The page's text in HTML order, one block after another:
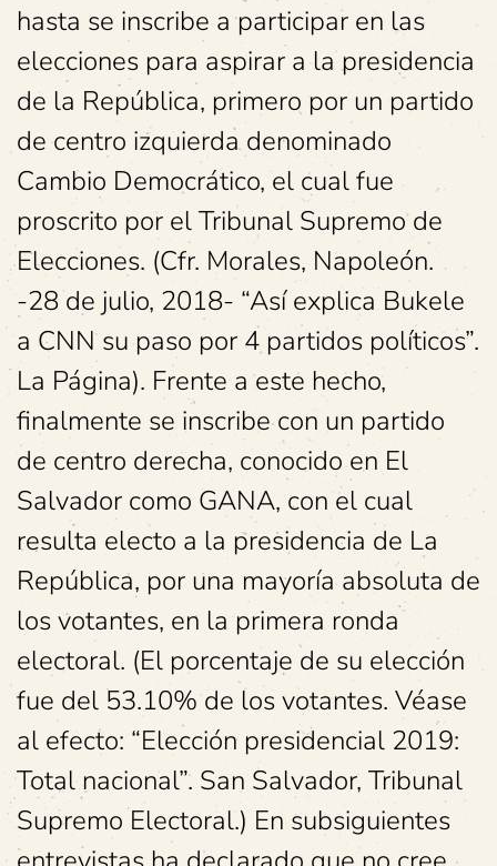
hasta se inscribe a participar en las
elecciones para aspirar a la presidencia
de la República, primero por un partido
de centro izquierda denominado
Cambio Democrático, el cual fue
proscrito por el Tribunal Supremo de
Elecciones. (Cfr. Morales, Napoleón.
-28 de julio, 2018- “Así explica Bukele
a CNN su paso por 4 partidos políticos”.
La Página). Frente a este hecho,
finalmente se inscribe con un partido
de centro derecha, conocido en El
Salvador como GANA, con el cual
resulta electo a la presidencia de La
República, por una mayoría absoluta de
los votantes, en la primera ronda
electoral. (El porcentaje de su elección
fue del 53.10% de los votantes. Véase
al efecto: “Elección presidencial 2019:
Total nacional”. San Salvador, Tribunal
Supremo Electoral.) En subsiguientes